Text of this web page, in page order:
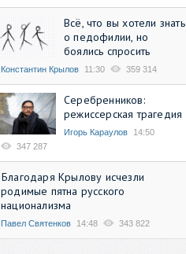
Всё, что вы хотели знать
о педофилии, но
боялись спросить
Константин Крылов 11:30 359 314
Серебренников:
режиссерская трагедия
Игорь Караулов
14:50
347 287
Благодаря Крылову исчезли
родимые пятна русского
национализма
Павел Святенков 14:48 343 822